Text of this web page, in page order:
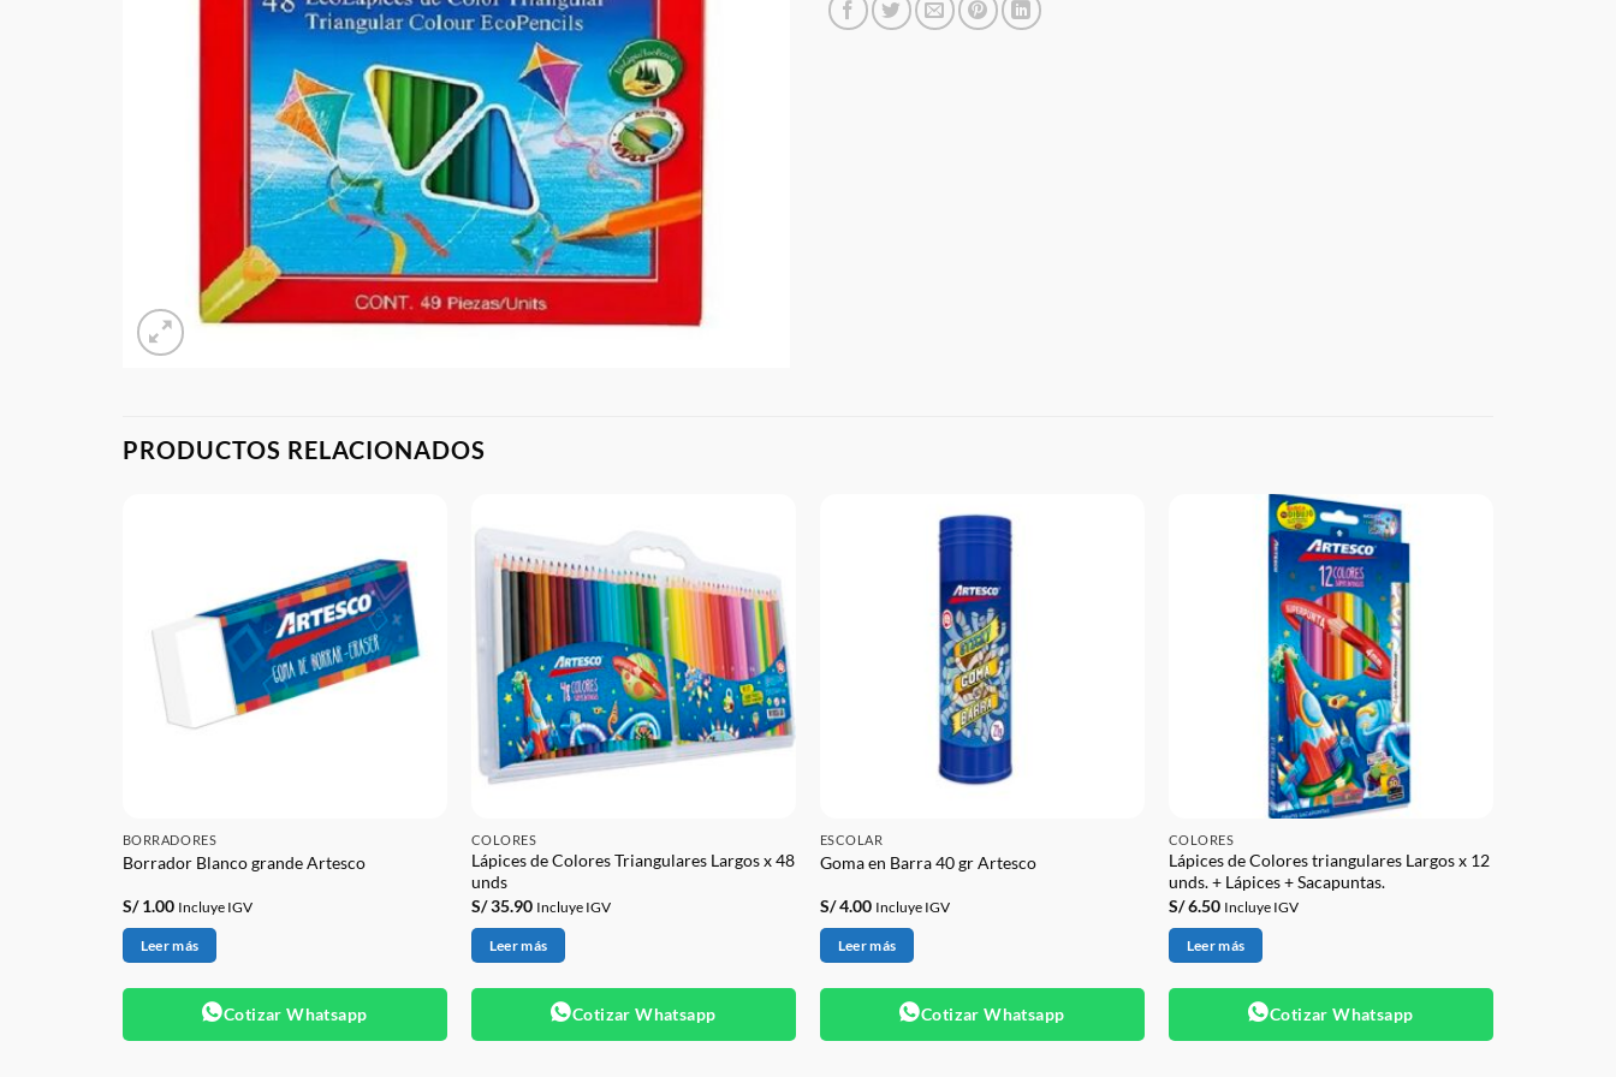
PRODUCTOS RELACIONADOS
BORRADORES
Borrador Blanco grande Artesco
S/1.00 Incluye IGV
Leer más
Cotizar Whatsapp
COLORES
Lápices de Colores Triangulares Largos x 48
unds
S/35.90 Incluye IGV
Leer más
Cotizar Whatsapp
ESCOLAR
Goma en Barra 40 gr Artesco
S/4.00 Incluye IGV
Leer más
Cotizar Whatsapp
COLORES
Lápices de Colores triangulares Largos x 12
unds. + Lápices + Sacapuntas.
S/6.50 Incluye IGV
Leer más
Cotizar Whatsapp